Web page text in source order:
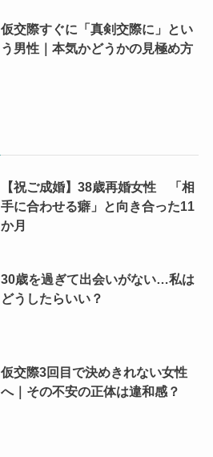
仮交際すぐに「真剣交際に」とい
う男性｜本気かどうかの見極め方
【祝ご成婚】38歳再婚女性 「相
手に合わせる癖」と向き合った11
か月
30歳を過ぎて出会いがない…私は
どうしたらいい？
仮交際3回目で決めきれない女性
へ｜その不安の正体は違和感？